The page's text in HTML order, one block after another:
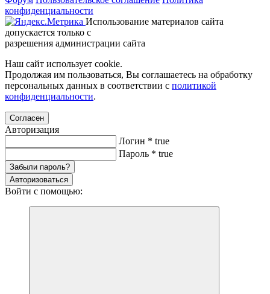
конфиденциальности
Использование материалов сайта
допускается только с
разрешения администрации сайта
Наш сайт использует cookie.
Продолжая им пользоваться, Вы соглашаетесь на обработку
персональных данных в соответствии с политикой
конфиденциальности.
Согласен
Авторизация
Логин * true
Пароль * true
Забыли пароль?
Авторизоваться
Войти с помощью: